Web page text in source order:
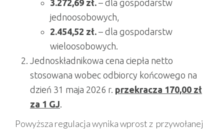
3.272,69 zł. – dla gospodarstw
jednoosobowych,
2.454,52 zł. – dla gospodarstw
wieloosobowych.
Jednoskładnikowa cena ciepła netto
stosowana wobec odbiorcy końcowego na
dzień 31 maja 2026 r. przekracza 170,00 zł
za 1 GJ.
Powyższa regulacja wynika wprost z przywołanej